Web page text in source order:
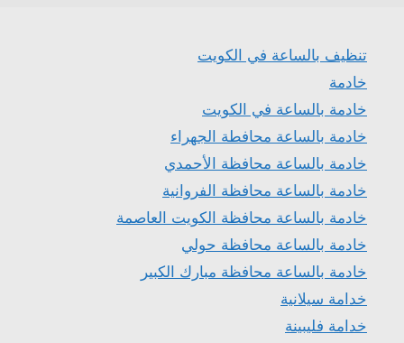
تنظيف بالساعة في الكويت
خادمة
خادمة بالساعة في الكويت
خادمة بالساعة محافطة الجهراء
خادمة بالساعة محافظة الأحمدي
خادمة بالساعة محافظة الفروانية
خادمة بالساعة محافظة الكويت العاصمة
خادمة بالساعة محافظة حولي
خادمة بالساعة محافظة مبارك الكبير
خدامة سيلانية
خدامة فليبينة